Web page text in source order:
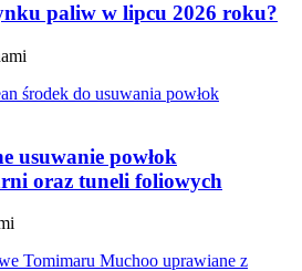
paliw w lipcu 2026 roku?
usuwanie powłok
oraz tuneli foliowych